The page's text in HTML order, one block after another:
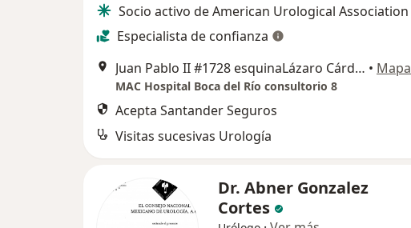
Socio activo de American Urological Association
Especialista de confianza
Juan Pablo II #1728 esquinaLázaro Cárdenas Fracc. Galaxia (Dentro de Urban Center), Boca del Rio • Mapa
MAC Hospital Boca del Río consultorio 8
Acepta Santander Seguros
Visitas sucesivas Urología
Dr. Abner Gonzalez
Cortes